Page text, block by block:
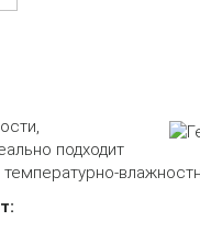
подходит
температурно-